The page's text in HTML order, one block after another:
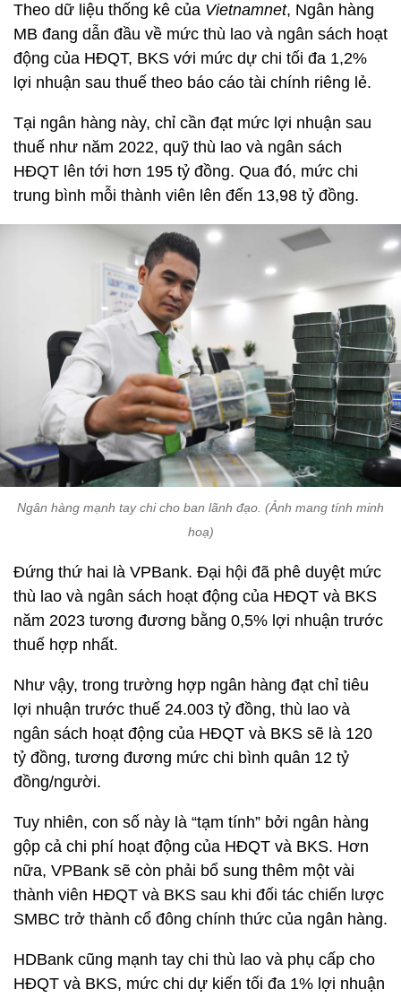
Theo dữ liệu thống kê của Vietnamnet, Ngân hàng
MB đang dẫn đầu về mức thù lao và ngân sách hoạt
động của HĐQT, BKS với mức dự chi tối đa 1,2%
lợi nhuận sau thuế theo báo cáo tài chính riêng lẻ.
Tại ngân hàng này, chỉ cần đạt mức lợi nhuận sau
thuế như năm 2022, quỹ thù lao và ngân sách
HĐQT lên tới hơn 195 tỷ đồng. Qua đó, mức chi
trung bình mỗi thành viên lên đến 13,98 tỷ đồng.
Ngân hàng mạnh tay chi cho ban lãnh đạo. (Ảnh mang tính minh
hoạ)
Đứng thứ hai là VPBank. Đại hội đã phê duyệt mức
thù lao và ngân sách hoạt động của HĐQT và BKS
năm 2023 tương đương bằng 0,5% lợi nhuận trước
thuế hợp nhất.
Như vậy, trong trường hợp ngân hàng đạt chỉ tiêu
lợi nhuận trước thuế 24.003 tỷ đồng, thù lao và
ngân sách hoạt động của HĐQT và BKS sẽ là 120
tỷ đồng, tương đương mức chi bình quân 12 tỷ
đồng/người.
Tuy nhiên, con số này là “tạm tính” bởi ngân hàng
gộp cả chi phí hoạt động của HĐQT và BKS. Hơn
nữa, VPBank sẽ còn phải bổ sung thêm một vài
thành viên HĐQT và BKS sau khi đối tác chiến lược
SMBC trở thành cổ đông chính thức của ngân hàng.
HDBank cũng mạnh tay chi thù lao và phụ cấp cho
HĐQT và BKS, mức chi dự kiến tối đa 1% lợi nhuận